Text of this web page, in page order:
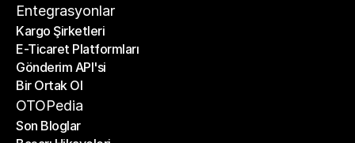
İletişim
Entegrasyonlar
Kargo Şirketleri
Kargo Şirketleri
E-Ticaret Platformları
E-Ticaret Platformları
Gönderim API'si
Gönderim API'si
Bir Ortak Ol
Bir Ortak Ol
OTOPedia
Son Bloglar